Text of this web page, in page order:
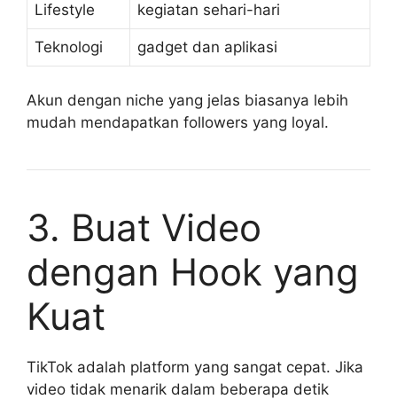
Lifestyle kegiatan sehari-hari
Teknologi gadget dan aplikasi
Akun dengan niche yang jelas biasanya lebih
mudah mendapatkan followers yang loyal.
3. Buat Video
dengan Hook yang
Kuat
TikTok adalah platform yang sangat cepat. Jika
video tidak menarik dalam beberapa detik